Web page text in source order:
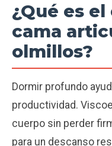
¿Qué es
cama
olmillos?
Dormir profundo
productividad.
cuerpo sin perder
para un descanso